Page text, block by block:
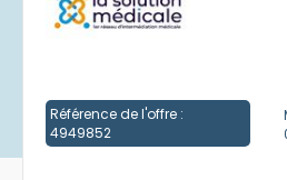
Référence de l'offre :
4949852